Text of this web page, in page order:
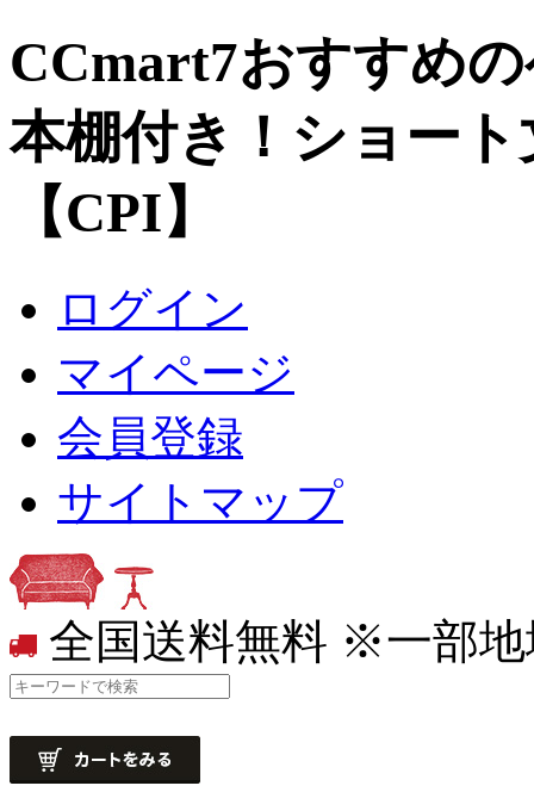
CCmart7おすすめ
本棚付き！ショー
【CPI】
ログイン
マイページ
会員登録
サイトマップ
全国送料無料 ※一部地